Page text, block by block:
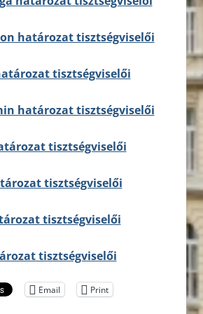
határozat tisztségviselői
tisztségviselői
határozat tisztségviselői
tisztségviselői
tisztségviselői
tisztségviselői
tisztségviselői
Email Print